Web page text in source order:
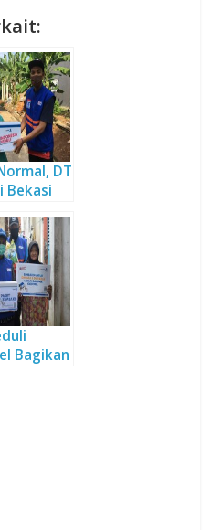
DT
Bekasi
Bagikan